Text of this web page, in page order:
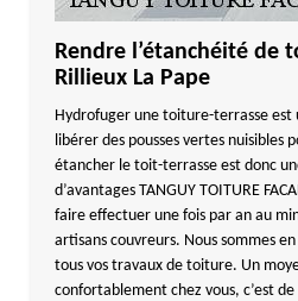
Rendre l’étanchéité de
Rillieux La Pape
Hydrofuger une toiture-terrasse est
libérer des pousses vertes nuisibles
étancher le toit-terrasse est donc
d’avantages TANGUY TOITURE
faire effectuer une fois par an au
artisans couvreurs. Nous sommes
tous vos travaux de toiture. Un
confortablement chez vous, c’est